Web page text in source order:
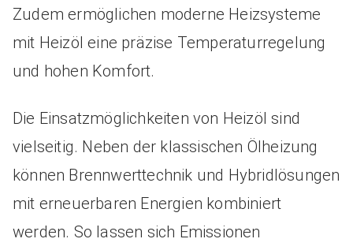
Zudem ermöglichen moderne Heizsysteme
mit Heizöl eine präzise Temperaturregelung
und hohen Komfort.
Die Einsatzmöglichkeiten von Heizöl sind
vielseitig. Neben der klassischen Ölheizung
können Brennwerttechnik und Hybridlösungen
mit erneuerbaren Energien kombiniert
werden. So lassen sich Emissionen